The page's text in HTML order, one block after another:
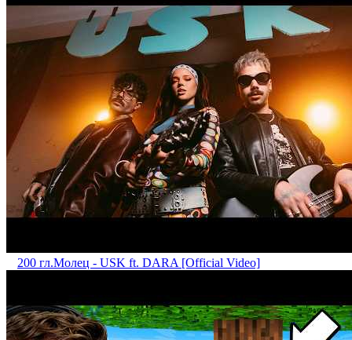
200 гл.Mолец - USK ft. DARA [Official Video]